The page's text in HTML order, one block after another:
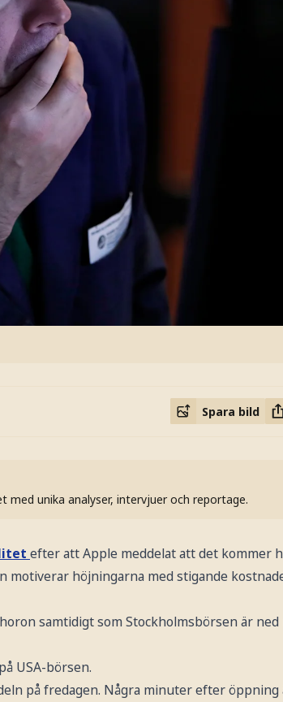
Spara bild
med unika analyser, intervjuer och reportage.
efter att Apple meddelat att det kommer
motiverar höjningarna med stigande
samtidigt som Stockholmsbörsen är ned
USA-börsen.
på fredagen. Några minuter efter öppning